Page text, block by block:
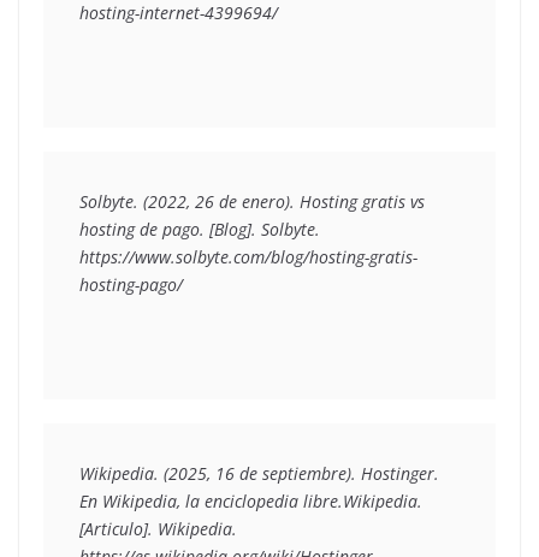
hosting-internet-4399694/
Solbyte. (2022, 26 de enero). Hosting gratis vs
hosting de pago. [Blog]. Solbyte.
https://www.solbyte.com/blog/hosting-gratis-
hosting-pago/
Wikipedia. (2025, 16 de septiembre). Hostinger.
En Wikipedia, la enciclopedia libre.Wikipedia.
[Articulo]. Wikipedia.